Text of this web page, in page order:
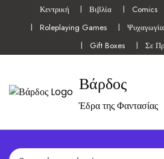
Κεντρική Βιβλία Comics
Roleplaying Games
Ψυχαγωγία
Gift Boxes
Σε
Βάρδος
Έδρα της Φαντασίας